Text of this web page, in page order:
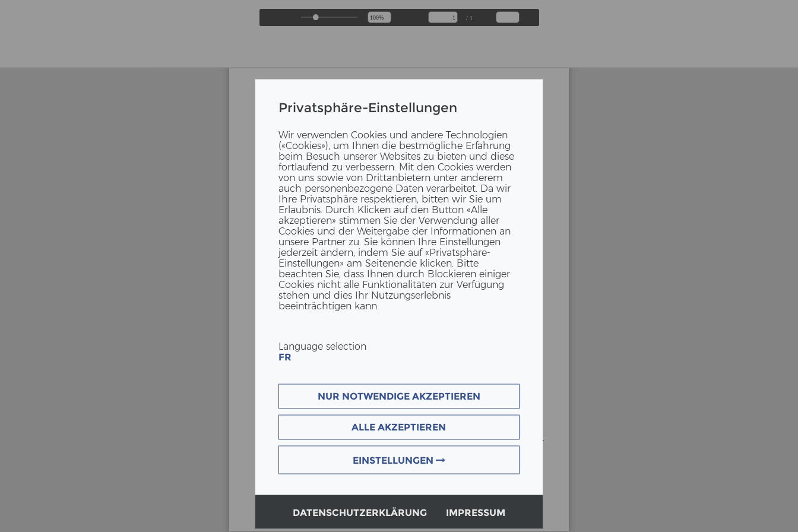
Privatsphäre-Einstellungen
Wir verwenden Cookies und andere Technologien
(«Cookies»), um Ihnen die bestmögliche Erfahrung
beim Besuch unserer Websites zu bieten und diese
fortlaufend zu verbessern. Mit den Cookies werden
von uns sowie von Drittanbietern unter anderem
auch personenbezogene Daten verarbeitet. Da wir
Ihre Privatsphäre respektieren, bitten wir Sie um
Erlaubnis. Durch Klicken auf den Button «Alle
akzeptieren» stimmen Sie der Verwendung aller
Cookies und der Weitergabe der Informationen an
unsere Partner zu. Sie können Ihre Einstellungen
jederzeit ändern, indem Sie auf «Privatsphäre-
Einstellungen» am Seitenende klicken. Bitte
beachten Sie, dass Ihnen durch Blockieren einiger
Cookies nicht alle Funktionalitäten zur Verfügung
stehen und dies Ihr Nutzungserlebnis
beeinträchtigen kann.
Language selection
FR
NUR NOTWENDIGE AKZEPTIEREN
ALLE AKZEPTIEREN
EINSTELLUNGEN
DATENSCHUTZERKLÄRUNG IMPRESSUM
/ 1